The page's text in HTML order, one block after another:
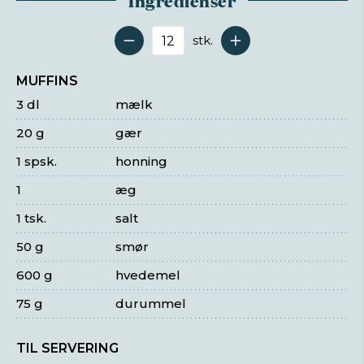
Antal serveringer
stk.
MUFFINS
mælk
3 dl
gær
20 g
honning
1 spsk.
æg
1
salt
1 tsk.
smør
50 g
hvedemel
600 g
durummel
75 g
TIL SERVERING